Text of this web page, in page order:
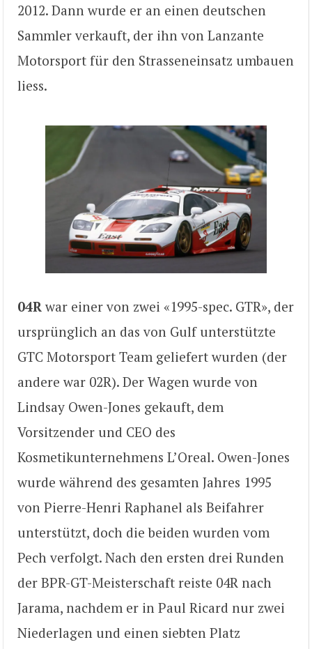
2012. Dann wurde er an einen deutschen
Sammler verkauft, der ihn von Lanzante
Motorsport für den Strasseneinsatz umbauen
liess.
04R war einer von zwei «1995-spec. GTR», der
ursprünglich an das von Gulf unterstützte
GTC Motorsport Team geliefert wurden (der
andere war 02R). Der Wagen wurde von
Lindsay Owen-Jones gekauft, dem
Vorsitzender und CEO des
Kosmetikunternehmens L’Oreal. Owen-Jones
wurde während des gesamten Jahres 1995
von Pierre-Henri Raphanel als Beifahrer
unterstützt, doch die beiden wurden vom
Pech verfolgt. Nach den ersten drei Runden
der BPR-GT-Meisterschaft reiste 04R nach
Jarama, nachdem er in Paul Ricard nur zwei
Niederlagen und einen siebten Platz